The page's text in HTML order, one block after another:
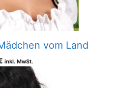
vom Land
inkl. MwSt.